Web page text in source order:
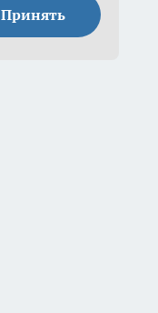
Принять